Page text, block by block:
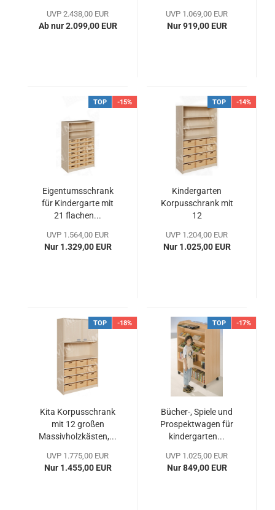
UVP 2.438,00 EUR
Ab nur 2.099,00 EUR
UVP 1.069,00 EUR
Nur 919,00 EUR
TOP -15%
Eigentumsschrank
für Kindergarte mit
21 flachen...
UVP 1.564,00 EUR
Nur 1.329,00 EUR
TOP -14%
Kindergarten
Korpusschrank mit
12
UVP 1.204,00 EUR
Nur 1.025,00 EUR
TOP -18%
Kita Korpusschrank
mit 12 großen
Massivholzkästen,...
UVP 1.775,00 EUR
Nur 1.455,00 EUR
TOP -17%
Bücher-, Spiele und
Prospektwagen für
kindergarten...
UVP 1.025,00 EUR
Nur 849,00 EUR